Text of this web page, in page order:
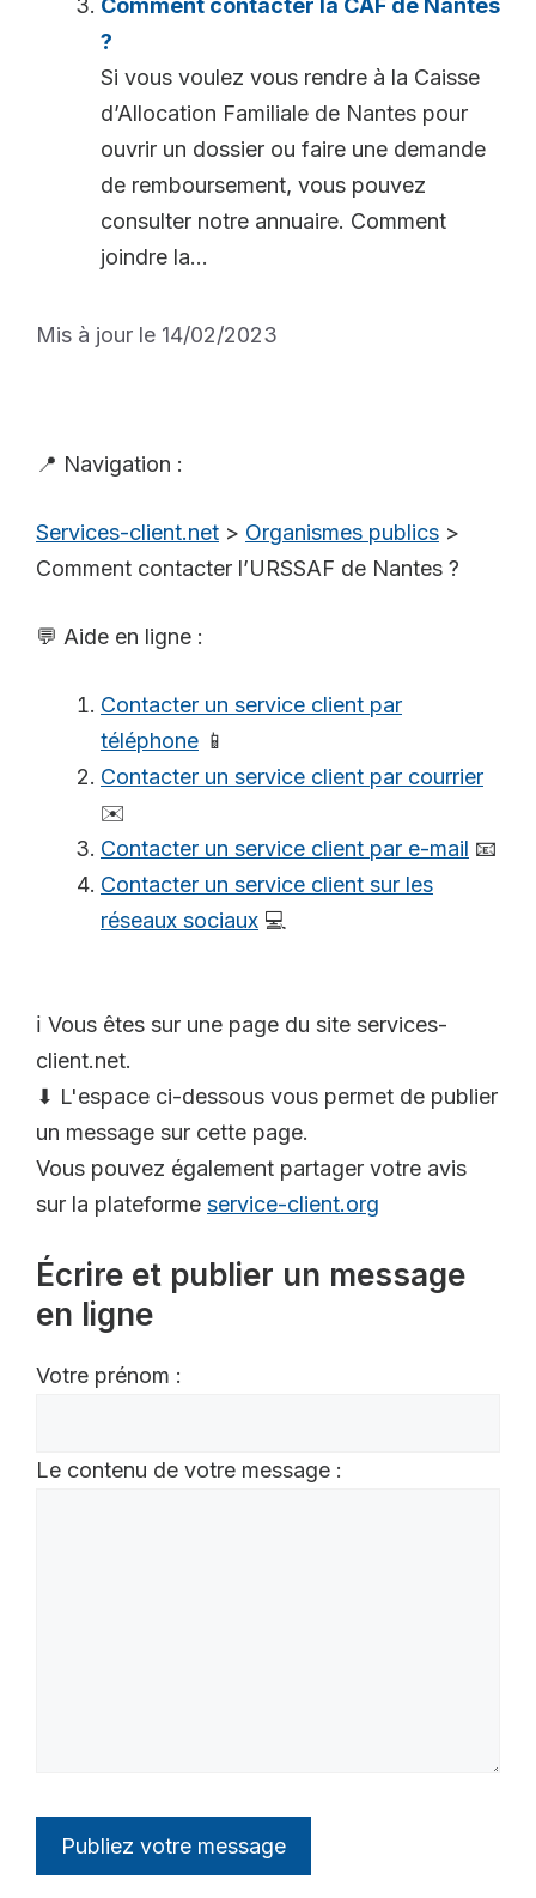
Comment contacter la CAF de Nantes
?
Si vous voulez vous rendre à la Caisse
d’Allocation Familiale de Nantes pour
ouvrir un dossier ou faire une demande
de remboursement, vous pouvez
consulter notre annuaire. Comment
joindre la...
Mis à jour le 14/02/2023
📍 Navigation :
Services-client.net > Organismes publics >
Comment contacter l’URSSAF de Nantes ?
💬 Aide en ligne :
Contacter un service client par
téléphone 📱
Contacter un service client par courrier
✉️
Contacter un service client par e-mail 📧
Contacter un service client sur les
réseaux sociaux 💻
ℹ️ Vous êtes sur une page du site services-
client.net.
⬇ L'espace ci-dessous vous permet de publier
un message sur cette page.
Vous pouvez également partager votre avis
sur la plateforme service-client.org
Écrire et publier un message
en ligne
Votre prénom :
Le contenu de votre message :